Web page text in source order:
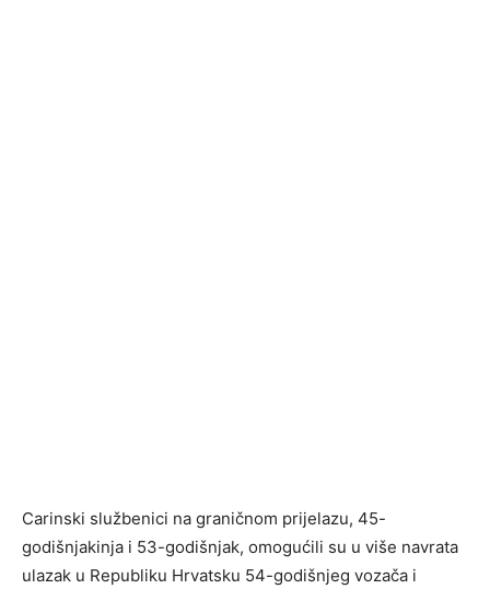
Carinski službenici na graničnom prijelazu, 45-
godišnjakinja i 53-godišnjak, omogućili su u više navrata
ulazak u Republiku Hrvatsku 54-godišnjeg vozača i